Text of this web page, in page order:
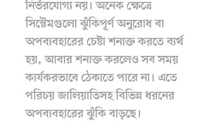
নির্ভরযোগ্য নয়। অনেক ক্ষেত্রে
সিস্টেমগুলো ঝুঁকিপূর্ণ অনুরোধ বা
অপব্যবহারের চেষ্টা শনাক্ত করতে ব্যর্থ
হয়, আবার শনাক্ত করলেও সব সময়
কার্যকরভাবে ঠেকাতে পারে না। এতে
পরিচয় জালিয়াতিসহ বিভিন্ন ধরনের
অপব্যবহারের ঝুঁকি বাড়ছে।